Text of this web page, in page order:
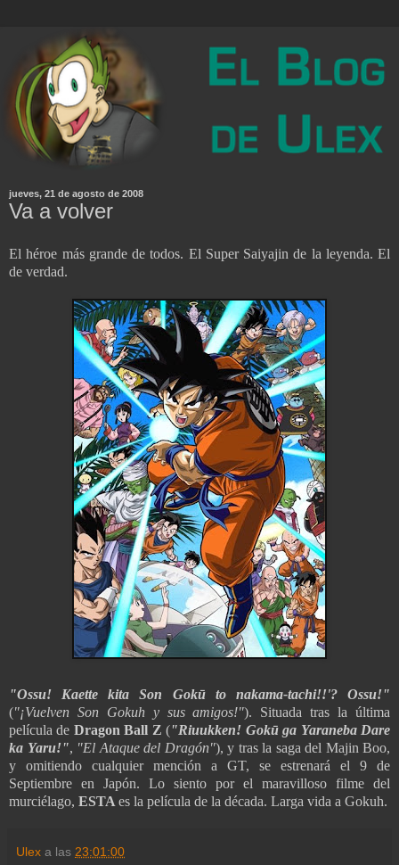
jueves, 21 de agosto de 2008
Va a volver
El héroe más grande de todos. El Super Saiyajin de la leyenda. El
de verdad.
"Ossu! Kaette kita Son Gokū to nakama-tachi!!'? Ossu!"
("¡Vuelven Son Gokuh y sus amigos!"). Situada tras la última
película de Dragon Ball Z ("Riuukken! Gokū ga Yaraneba Dare
ka Yaru!", "El Ataque del Dragón"), y tras la saga del Majin Boo,
y omitiendo cualquier mención a GT, se estrenará el 9 de
Septiembre en Japón. Lo siento porel maravilloso filme del
murciélago, ESTA es la película de la década. Larga vida a Gokuh.
Ulex a las 23:01:00